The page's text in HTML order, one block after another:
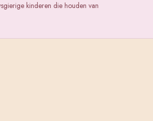
kinderen die houden van